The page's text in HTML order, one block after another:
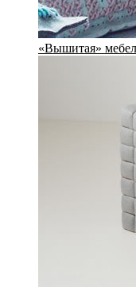
«Вышитая»